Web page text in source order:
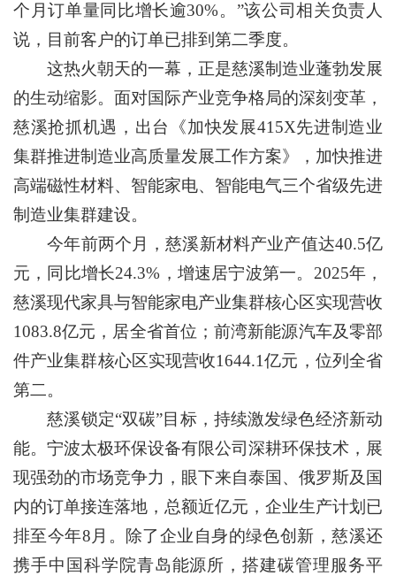
个月订单量同比增长逾30%。”该公司相关负责人
说，目前客户的订单已排到第二季度。
这热火朝天的一幕，正是慈溪制造业蓬勃发展
的生动缩影。面对国际产业竞争格局的深刻变革，
慈溪抢抓机遇，出台《加快发展415X先进制造业
集群推进制造业高质量发展工作方案》，加快推进
高端磁性材料、智能家电、智能电气三个省级先进
制造业集群建设。
今年前两个月，慈溪新材料产业产值达40.5亿
元，同比增长24.3%，增速居宁波第一。2025年，
慈溪现代家具与智能家电产业集群核心区实现营收
1083.8亿元，居全省首位；前湾新能源汽车及零部
件产业集群核心区实现营收1644.1亿元，位列全省
第二。
慈溪锁定“双碳”目标，持续激发绿色经济新动
能。宁波太极环保设备有限公司深耕环保技术，展
现强劲的市场竞争力，眼下来自泰国、俄罗斯及国
内的订单接连落地，总额近亿元，企业生产计划已
排至今年8月。除了企业自身的绿色创新，慈溪还
携手中国科学院青岛能源所，搭建碳管理服务平